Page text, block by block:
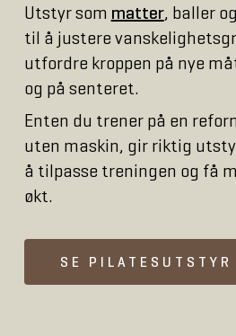
Utstyr som matter, baller
til å justere
utfordre kroppen på nye
og på senteret.
Enten du trener på en
uten maskin, gir riktig
å tilpasse treningen og få
økt.
SE PILATESUTSTYR